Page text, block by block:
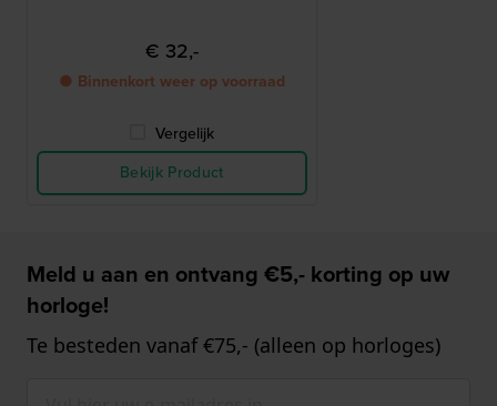
€ 32,-
● Binnenkort weer op voorraad
Vergelijk
Bekijk Product
Meld u aan en ontvang €5,- korting op uw
horloge!
Te besteden vanaf €75,- (alleen op horloges)